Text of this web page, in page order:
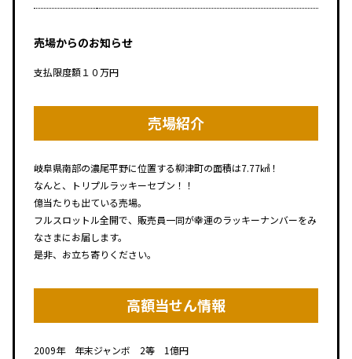
売場からのお知らせ
支払限度額１０万円
売場紹介
岐阜県南部の濃尾平野に位置する柳津町の面積は7.77㎢！
なんと、トリプルラッキーセブン！！
億当たりも出ている売場。
フルスロットル全開で、販売員一同が幸運のラッキーナンバーをみ
なさまにお届します。
是非、お立ち寄りください。
高額当せん情報
2009年 年末ジャンボ 2等 1億円